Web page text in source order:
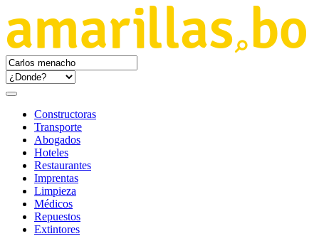
Constructoras
Transporte
Abogados
Hoteles
Restaurantes
Imprentas
Limpieza
Médicos
Repuestos
Extintores